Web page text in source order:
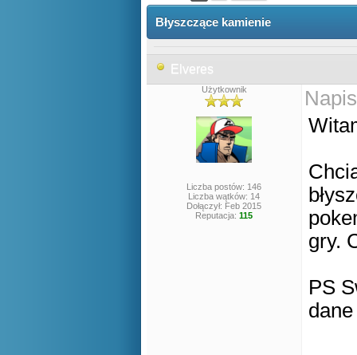
Błyszczące kamienie
Elveres
Użytkownik
Liczba postów: 146
Liczba wątków: 14
Dołączył: Feb 2015
Reputacja: 115
gry.
PS